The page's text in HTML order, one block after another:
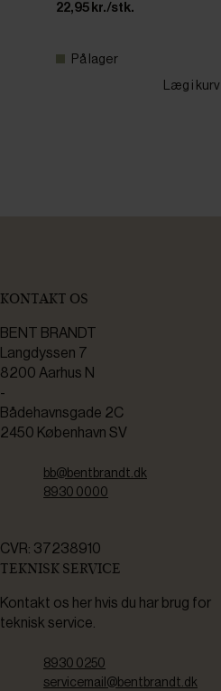
22,95 kr./stk.
På lager
Læg i kurv
KONTAKT OS
BENT BRANDT
Langdyssen 7
8200 Aarhus N
-
Bådehavnsgade 2C
2450 København SV
bb@bentbrandt.dk
8930 0000
CVR: 37238910
TEKNISK SERVICE
Kontakt os her hvis du har brug for
teknisk service.
8930 0250
servicemail@bentbrandt.dk